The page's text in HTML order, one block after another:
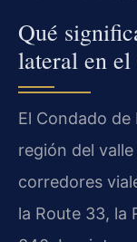
Qué
lateral en el
El Condado
región del
corredores
la Route 33, la